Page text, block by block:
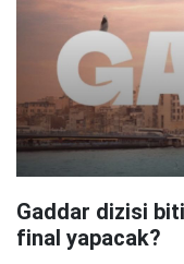
Gaddar dizisi
final yapacak?